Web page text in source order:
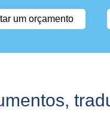
um orçamento
,